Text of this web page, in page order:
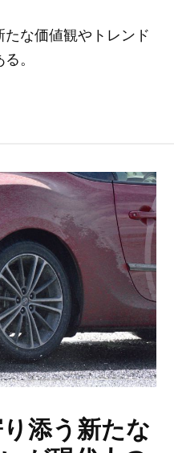
な価値観やトレンド
。
添う新たな